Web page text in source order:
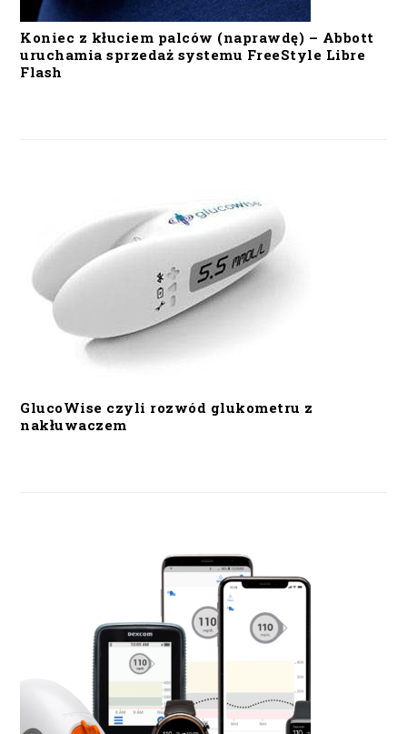
Koniec z kłuciem palców (naprawdę) – Abbott
uruchamia sprzedaż systemu FreeStyle Libre
Flash
GlucoWise czyli rozwód glukometru z
nakłuwaczem